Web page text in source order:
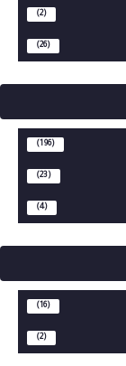
(2)
(26)
(196)
(23)
(4)
(16)
(2)